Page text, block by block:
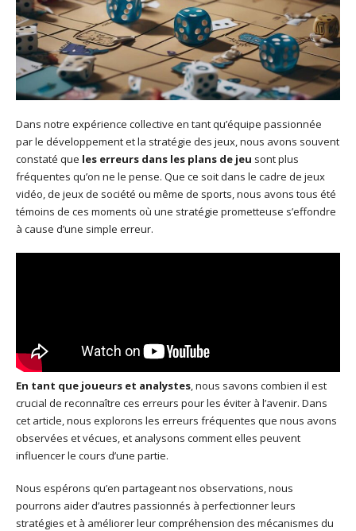
Dans notre expérience collective en tant qu’équipe passionnée
par le développement et la stratégie des jeux, nous avons souvent
constaté que les erreurs dans les plans de jeu sont plus
fréquentes qu’on ne le pense. Que ce soit dans le cadre de jeux
vidéo, de jeux de société ou même de sports, nous avons tous été
témoins de ces moments où une stratégie prometteuse s’effondre
à cause d’une simple erreur.
En tant que joueurs et analystes, nous savons combien il est
crucial de reconnaître ces erreurs pour les éviter à l’avenir. Dans
cet article, nous explorons les erreurs fréquentes que nous avons
observées et vécues, et analysons comment elles peuvent
influencer le cours d’une partie.
Nous espérons qu’en partageant nos observations, nous
pourrons aider d’autres passionnés à perfectionner leurs
stratégies et à améliorer leur compréhension des mécanismes du